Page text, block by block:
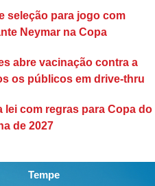
seleção para jogo com
Neymar na Copa
abre vacinação contra a
os públicos em drive-thru
lei com regras para Copa do
de 2027
Tempe